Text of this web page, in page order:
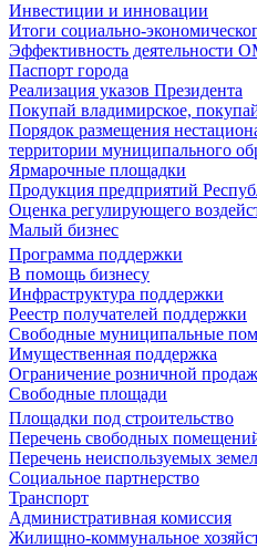
Инвестиции и инновации
Итоги социально-
Эффективность деятельности
Паспорт города
Реализация указов Президента
Покупай владимирское,
Порядок размещения
территории муниципального
Ярмарочные площадки
Продукция предприятий
Оценка регулирующего
Малый бизнес
Программа поддержки
В помощь бизнесу
Инфраструктура поддержки
Реестр получателей поддержки
Свободные муниципальные
Имущественная поддержка
Ограничение розничной
Свободные площади
Площадки под строительство
Перечень свободных
Перечень неиспользуемых
Социальное партнерство
Транспорт
Административная комиссия
Жилищно-коммунальное